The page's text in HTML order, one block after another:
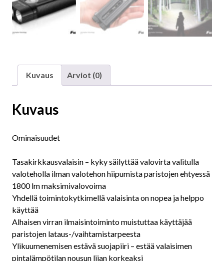
Kuvaus Arviot (0)
Kuvaus
Ominaisuudet
Tasakirkkausvalaisin – kyky säilyttää valovirta valitulla
valoteholla ilman valotehon hiipumista paristojen ehtyessä
1800 lm maksimivalovoima
Yhdellä toimintokytkimellä valaisinta on nopea ja helppo
käyttää
Alhaisen virran ilmaisintoiminto muistuttaa käyttäjää
paristojen lataus-/vaihtamistarpeesta
Ylikuumenemisen estävä suojapiiri – estää valaisimen
pintalämpötilan nousun liian korkeaksi